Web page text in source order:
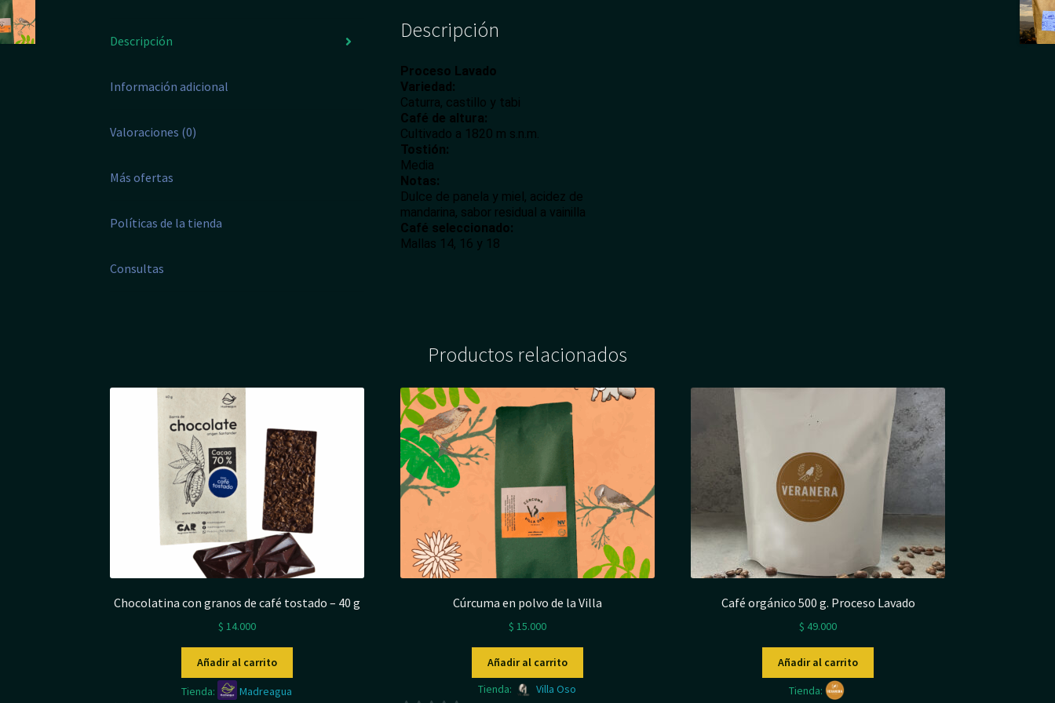
Descripción
Información adicional
Valoraciones (0)
Más ofertas
Políticas de la tienda
Consultas
Descripción
Proceso Lavado
Variedad:
Caturra, castillo y tabi
Café de altura:
Cultivado a 1820 m s.n.m.
Tostión:
Media
Notas:
Dulce de panela y miel, acidez de
mandarina, sabor residual a vainilla
Café seleccionado:
Mallas 14, 16 y 18
Productos relacionados
Chocolatina con granos de café tostado – 40 g
$ 14.000
Añadir al carrito
Tienda: Madreagua
Cúrcuma en polvo de la Villa
$ 15.000
Añadir al carrito
Tienda:
Villa Oso
Café orgánico 500 g. Proceso Lavado
$ 49.000
Añadir al carrito
Tienda: